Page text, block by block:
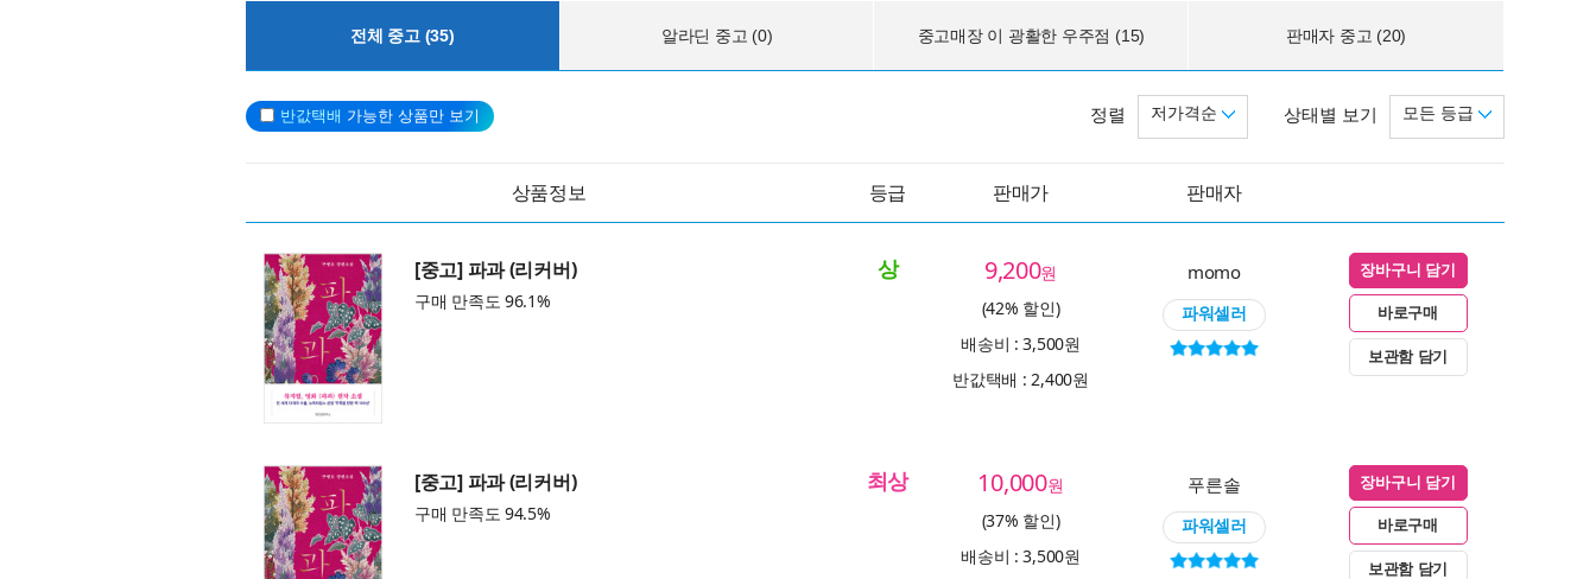
전체 중고 (35) 알라딘 중고 (0) 중고매장 이 광활한 우주점 (15) 판매자 중고 (20)
반값택배 가능한 상품만 보기 상태별 보기 모든 등급
정렬 저가격순
상품정보 등급 판매가 판매자
[중고] 파과 (리커버)
구매 만족도 96.1%
상 9,200원
(42% 할인)
배송비 : 3,500원
반값택배 : 2,400원
momo
파워셀러
장바구니 담기
바로구매
보관함 담기
[중고] 파과 (리커버)
구매 만족도 94.5%
최상 10,000원
(37% 할인)
배송비 : 3,500원
푸른솔
파워셀러
장바구니 담기
바로구매
보관함 담기